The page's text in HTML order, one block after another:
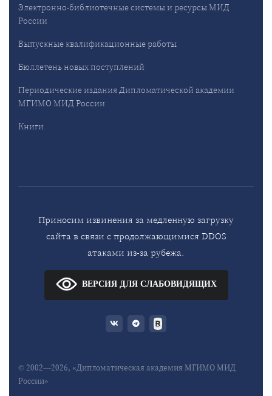
Электронно-библиотечные системы и ресурсы МИД
России
Выпускные квалификационные работы
Бюллетень новых поступлений
Периодические издания Дипломатической академии
МГИМО МИД России
Книги
Приносим извинения за медленную загрузку
сайта в связи с продолжающимися DDOS
атаками из-за рубежа.
ВЕРСИЯ ДЛЯ СЛАБОВИДЯЩИХ
© 2002—2026, «Дипломатическая академия МГИМО МИД
России»